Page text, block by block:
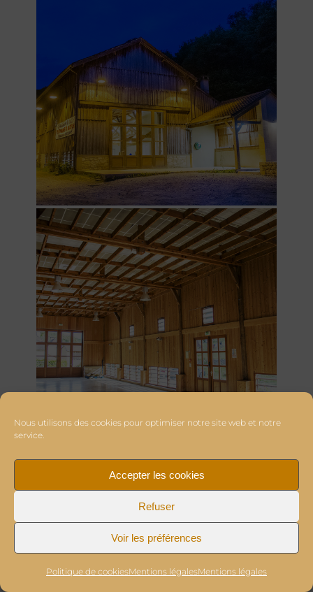
Nous utilisons des cookies pour optimiser notre site web et notre
service.
Accepter les cookies
Refuser
Voir les préférences
Politique de cookiesMentions légalesMentions légales